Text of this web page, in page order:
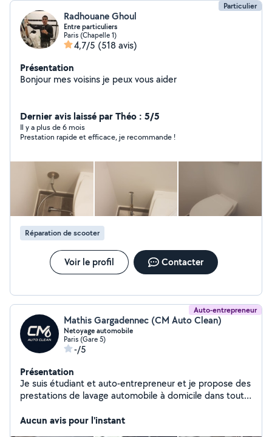
Particulier
Radhouane Ghoul
Entre particuliers
Paris (Chapelle 1)
4,7/5 (518 avis)
Présentation
Bonjour mes voisins je peux vous aider
Dernier avis laissé par Théo : 5/5
Il y a plus de 6 mois
Prestation rapide et efficace, je recommande !
Réparation de scooter
Voir le profil Contacter
Auto-entrepreneur
Mathis Gargadennec (CM Auto Clean)
Netoyage automobile
Paris (Gare 5)
-/5
Présentation
Je suis étudiant et auto-entrepreneur et je propose des
prestations de lavage automobile à domicile dans toute
pour nettoyer l'intérieur de votre véhicule. J'ai aussi une
Aucun avis pour l'instant